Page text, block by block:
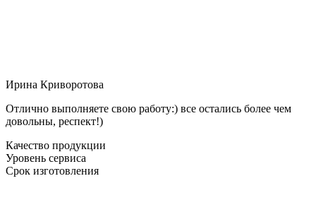
Ирина Криворотова
Отлично выполняете свою работу:) все остались более чем
довольны, респект!)
Качество продукции
Уровень сервиса
Срок изготовления